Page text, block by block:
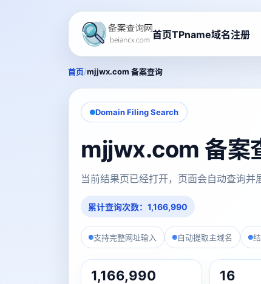
首页TPname域名注册
首页/mjjwx.com 备案查询
Domain Filing Search
mjjwx.com 备案
当前结果页已经打开，页面会自动查询并
累计查询次数：1,166,990
支持完整网址输入 自动提取主域名
1,166,990 16